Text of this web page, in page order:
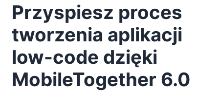
Przyspiesz proces
tworzenia aplikacji
low-code dzięki
MobileTogether 6.0